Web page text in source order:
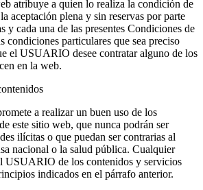
atribuye a quien lo realiza la condición de
aceptación plena y sin reservas por parte
cada una de las presentes Condiciones de
condiciones particulares que sea preciso
el USUARIO desee contratar alguno de los
en la web.
a realizar un buen uso de los
este sitio web, que nunca podrán ser
ilícitas o que puedan ser contrarias al
nacional o la salud pública. Cualquier
USUARIO de los contenidos y servicios
indicados en el párrafo anterior.